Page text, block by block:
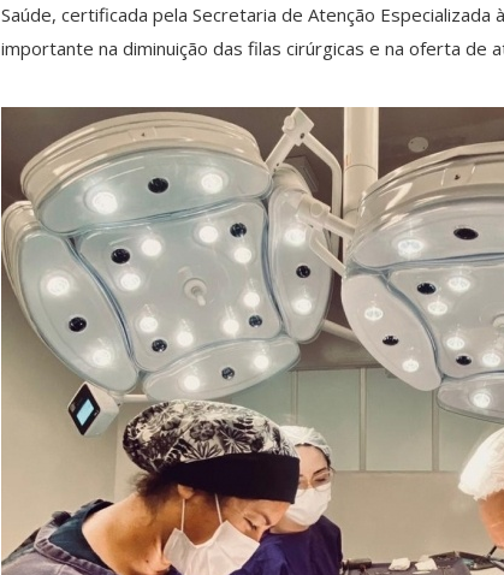
Saúde, certificada pela Secretaria de Atenção Especializada
importante na diminuição das filas cirúrgicas e na oferta de